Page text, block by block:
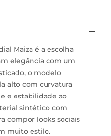
Maiza é a escolha
elegância com um
o modelo
alto com curvatura
e estabilidade ao
sintético com
compor looks sociais
muito estilo.